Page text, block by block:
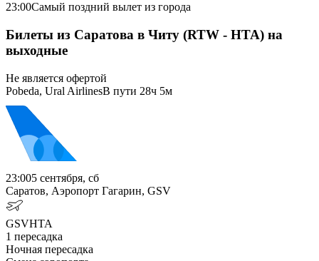
23:00Самый поздний вылет из города
Билеты из Саратова в Читу (RTW - HTA) на
выходные
Не является офертой
Pobeda, Ural AirlinesВ пути 28ч 5м
23:005 сентября, сб
Саратов, Аэропорт Гагарин, GSV
GSVHTA
1 пересадка
Ночная пересадка